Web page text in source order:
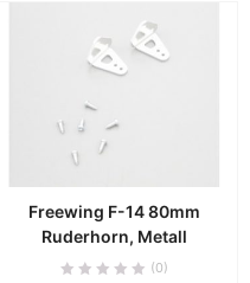
Freewing F-14 80mm
Ruderhorn, Metall
(0)